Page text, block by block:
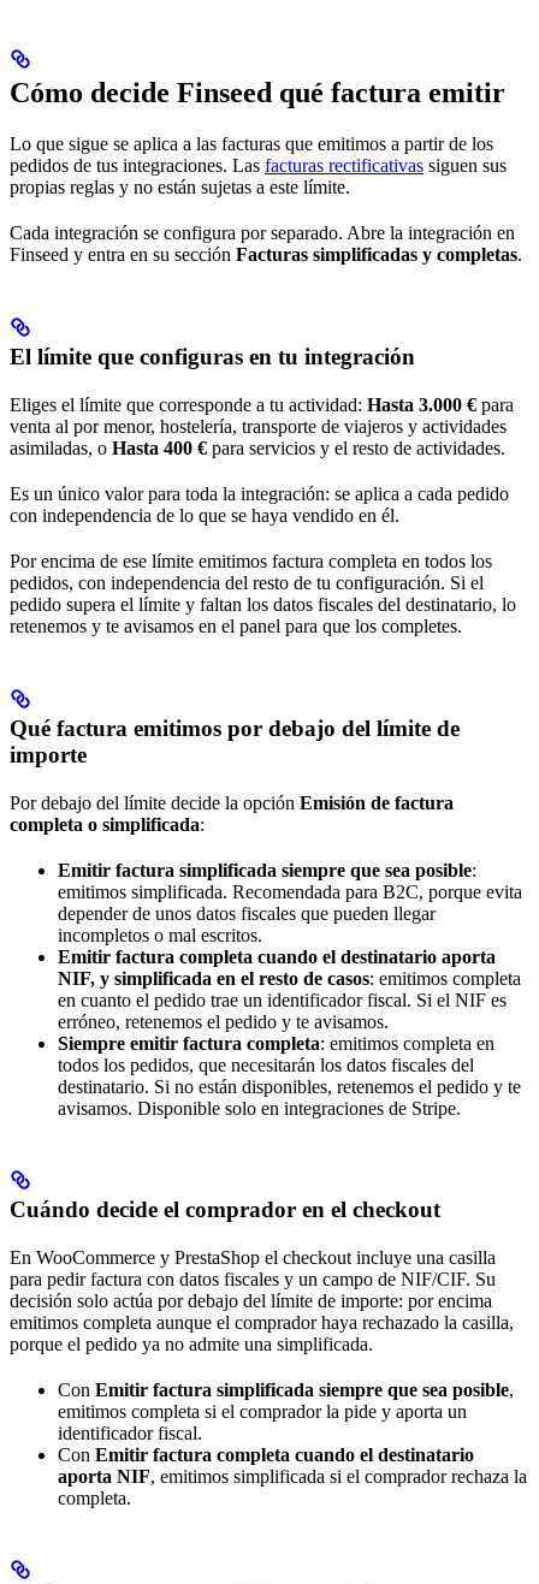
Cómo decide Finseed qué factura emitir
Lo que sigue se aplica a las facturas que emitimos a partir de los
pedidos de tus integraciones. Las facturas rectificativas siguen sus
propias reglas y no están sujetas a este límite.
Cada integración se configura por separado. Abre la integración en
Finseed y entra en su sección Facturas simplificadas y completas.
El límite que configuras en tu integración
Eliges el límite que corresponde a tu actividad: Hasta 3.000 € para
venta al por menor, hostelería, transporte de viajeros y actividades
asimiladas, o Hasta 400 € para servicios y el resto de actividades.
Es un único valor para toda la integración: se aplica a cada pedido
con independencia de lo que se haya vendido en él.
Por encima de ese límite emitimos factura completa en todos los
pedidos, con independencia del resto de tu configuración. Si el
pedido supera el límite y faltan los datos fiscales del destinatario, lo
retenemos y te avisamos en el panel para que los completes.
Qué factura emitimos por debajo del límite de
importe
Por debajo del límite decide la opción Emisión de factura
completa o simplificada:
Emitir factura simplificada siempre que sea posible:
emitimos simplificada. Recomendada para B2C, porque evita
depender de unos datos fiscales que pueden llegar
incompletos o mal escritos.
Emitir factura completa cuando el destinatario aporta
NIF, y simplificada en el resto de casos: emitimos completa
en cuanto el pedido trae un identificador fiscal. Si el NIF es
erróneo, retenemos el pedido y te avisamos.
Siempre emitir factura completa: emitimos completa en
todos los pedidos, que necesitarán los datos fiscales del
destinatario. Si no están disponibles, retenemos el pedido y te
avisamos. Disponible solo en integraciones de Stripe.
Cuándo decide el comprador en el checkout
En WooCommerce y PrestaShop el checkout incluye una casilla
para pedir factura con datos fiscales y un campo de NIF/CIF. Su
decisión solo actúa por debajo del límite de importe: por encima
emitimos completa aunque el comprador haya rechazado la casilla,
porque el pedido ya no admite una simplificada.
Con Emitir factura simplificada siempre que sea posible,
emitimos completa si el comprador la pide y aporta un
identificador fiscal.
Con Emitir factura completa cuando el destinatario
aporta NIF, emitimos simplificada si el comprador rechaza la
completa.